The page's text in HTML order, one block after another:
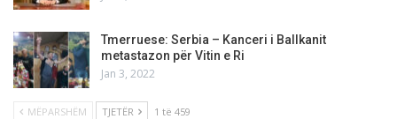
Tmerruese: Serbia – Kanceri i Ballkanit
metastazon për Vitin e Ri
Jan 3, 2022
MËPARSHËM TJETËR 1 të 459